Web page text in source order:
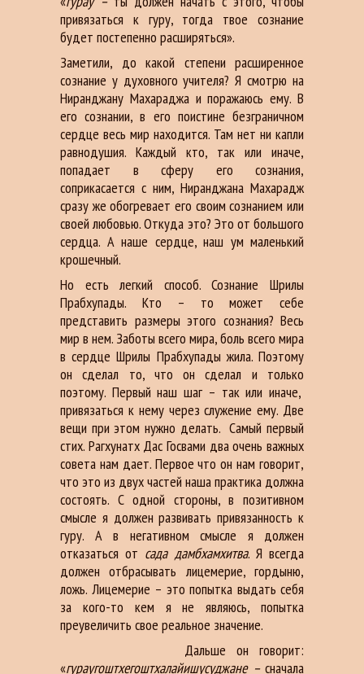
привязаться к гуру, тогда твое сознание
будет постепенно расширяться».
Заметили, до какой степени расширенное
сознание у духовного учителя? Я смотрю на
Ниранджану Махараджа и поражаюсь ему. В
его сознании, в его поистине безграничном
сердце весь мир находится. Там нет ни капли
равнодушия. Каждый кто, так или иначе,
попадает в сферу его сознания,
соприкасается с ним, Ниранджана Махарадж
сразу же обогревает его своим сознанием или
своей любовью. Откуда это? Это от большого
сердца. А наше сердце, наш ум маленький
крошечный.
Но есть легкий способ. Сознание Шрилы
Прабхупады. Кто – то может себе
представить размеры этого сознания? Весь
мир в нем. Заботы всего мира, боль всего мира
в сердце Шрилы Прабхупады жила. Поэтому
он сделал то, что он сделал и только
поэтому. Первый наш шаг – так или иначе,
привязаться к нему через служение ему. Две
вещи при этом нужно делать. Самый первый
стих. Рагхунатх Дас Госвами два очень важных
совета нам дает. Первое что он нам говорит,
что это из двух частей наша практика должна
состоять. С одной стороны, в позитивном
смысле я должен развивать привязанность к
гуру. А в негативном смысле я должен
отказаться от сада дамбхамхитва. Я всегда
должен отбрасывать лицемерие, гордыню,
ложь. Лицемерие – это попытка выдать себя
за кого-то кем я не являюсь, попытка
преувеличить свое реальное значение.
Дальше он говорит:
«гураугоштхегоштхалайишусуджане – сначала